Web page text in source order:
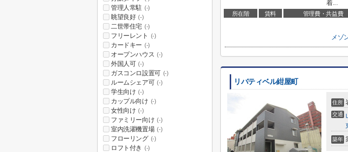
着...
所在階 賃料 管理費・共益費
メゾ
リバティベル紺屋町
住所
交通
築年
管理人常駐 (-)
眺望良好 (-)
二世帯住宅 (-)
フリーレント (-)
カードキー (-)
オープンハウス (-)
外国人可 (-)
ガスコンロ設置可 (-)
ルームシェア可 (-)
学生向け (-)
カップル向け (-)
女性向け (-)
ファミリー向け (-)
室内洗濯機置場 (-)
フローリング (-)
ロフト付き (-)